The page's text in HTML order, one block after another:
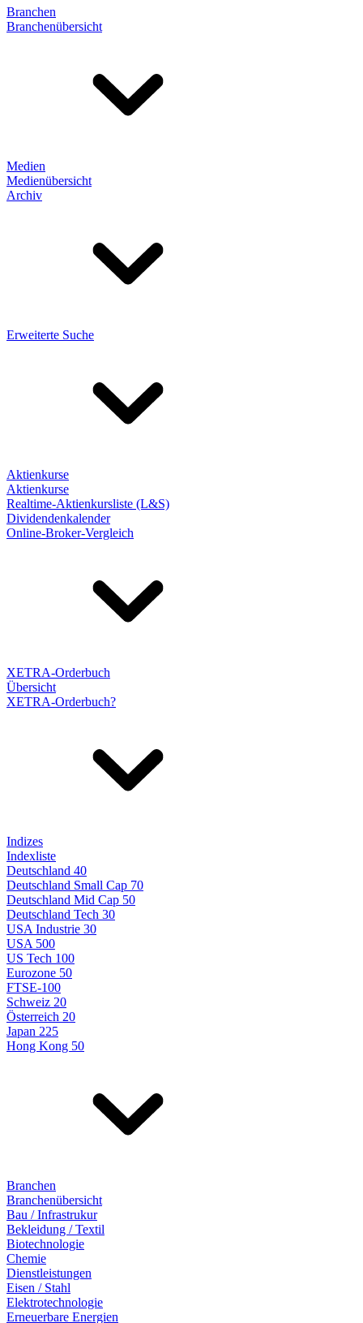
Branchen
Branchenübersicht
Medien
Medienübersicht
Archiv
Erweiterte Suche
Aktienkurse
Aktienkurse
Realtime-Aktienkursliste (L&S)
Dividendenkalender
Online-Broker-Vergleich
XETRA-Orderbuch
Übersicht
XETRA-Orderbuch?
Indizes
Indexliste
Deutschland 40
Deutschland Small Cap 70
Deutschland Mid Cap 50
Deutschland Tech 30
USA Industrie 30
USA 500
US Tech 100
Eurozone 50
FTSE-100
Schweiz 20
Österreich 20
Japan 225
Hong Kong 50
Branchen
Branchenübersicht
Bau / Infrastrukur
Bekleidung / Textil
Biotechnologie
Chemie
Dienstleistungen
Eisen / Stahl
Elektrotechnologie
Erneuerbare Energien